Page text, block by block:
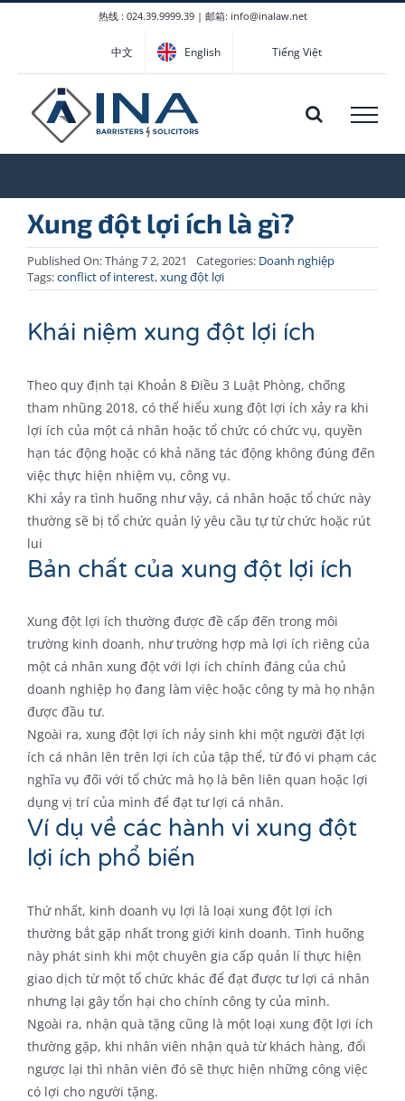
热线 : 024.39.9999.39 | 邮箱: info@inalaw.net
中文 English Tiếng Việt
Xung đột lợi ích là gì?
Published On: Tháng 7 2, 2021 Categories: Doanh nghiệp
Tags:conflict of interest,xung đột lợi
Khái niệm xung đột lợi ích
Theo quy định tại Khoản 8 Điều 3 Luật Phòng, chống
tham nhũng 2018, có thể hiểu xung đột lợi ích xảy ra khi
lợi ích của một cá nhân hoặc tổ chức có chức vụ, quyền
hạn tác động hoặc có khả năng tác động không đúng đến
việc thực hiện nhiệm vụ, công vụ.
Khi xảy ra tình huống như vậy, cá nhân hoặc tổ chức này
thường sẽ bị tổ chức quản lý yêu cầu tự từ chức hoặc rút
lui
Bản chất của xung đột lợi ích
Xung đột lợi ích thường được đề cấp đến trong môi
trường kinh doanh, như trường hợp mà lợi ích riêng của
một cá nhân xung đột với lợi ích chính đáng của chủ
doanh nghiệp họ đang làm việc hoặc công ty mà họ nhận
được đầu tư.
Ngoài ra, xung đột lợi ích nảy sinh khi một người đặt lợi
ích cá nhân lên trên lợi ích của tập thể, từ đó vi phạm các
nghĩa vụ đối với tổ chức mà họ là bên liên quan hoặc lợi
dụng vị trí của mình để đạt tư lợi cá nhân.
Ví dụ về các hành vi xung đột
lợi ích phổ biến
Thứ nhất, kinh doanh vụ lợi là loại xung đột lợi ích
thường bắt gặp nhất trong giới kinh doanh. Tình huống
này phát sinh khi một chuyên gia cấp quản lí thực hiện
giao dịch từ một tổ chức khác để đạt được tư lợi cá nhân
nhưng lại gây tổn hại cho chính công ty của mình.
Ngoài ra, nhận quà tặng cũng là một loại xung đột lợi ích
thường gặp, khi nhân viên nhận quà từ khách hàng, đổi
ngược lại thì nhân viên đó sẽ thực hiện những công việc
có lợi cho người tặng.